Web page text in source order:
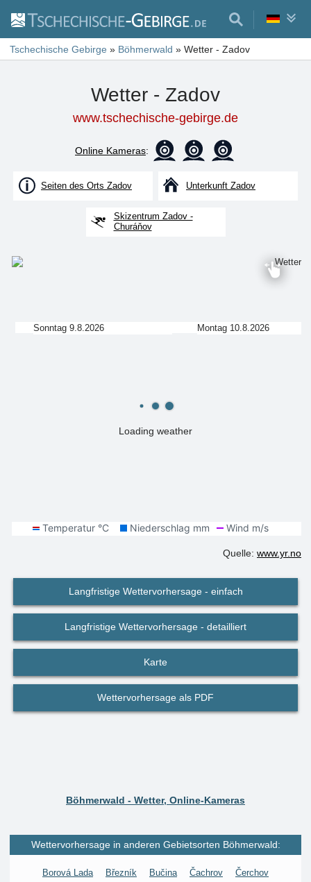
Tschechische Gebirge » Böhmerwald » Wetter - Zadov
Wetter - Zadov
www.tschechische-gebirge.de
Online Kameras:
Seiten des Orts Zadov Unterkunft Zadov
Skizentrum Zadov -
Churáňov
Loading weather
Sonntag 9.8.2026 Montag 10.8.2026
Quelle: www.yr.no
Langfristige Wettervorhersage - einfach
Langfristige Wettervorhersage - detailliert
Karte
Wettervorhersage als PDF
Böhmerwald - Wetter, Online-Kameras
Wettervorhersage in anderen Gebietsorten Böhmerwald:
Borová Lada Březník Bučina Čachrov Čerchov